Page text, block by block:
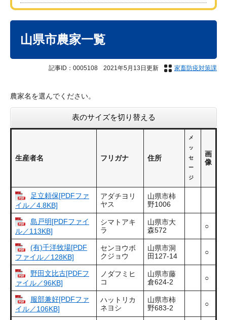
山県市農家一覧
記事ID：0005108 2021年5月13日更新 家畜防疫対策課
農家名を選んでください。
表のサイズを切り替える
生産者名 フリガナ 住所
メ
ッ
セ
ー
ジ
画
像
足立頼保[PDFファ
イル／4.8KB]
アダチヨリ
ヤス
山県市柿
野1006
島戸明[PDFファイ
ル／113KB]
シマトアキ
ラ
山県市大
森572
○
(有)千洋牧場[PDF
ファイル／128KB]
センヨウボ
クジョウ
山県市洞
田127-14
○
野田文比古[PDFフ
ァイル／96KB]
ノダフミヒ
コ
山県市藤
倉624-2
○
服部兼好[PDFファ
イル／106KB]
ハットリカ
ネヨシ
山県市柿
野683-2
○